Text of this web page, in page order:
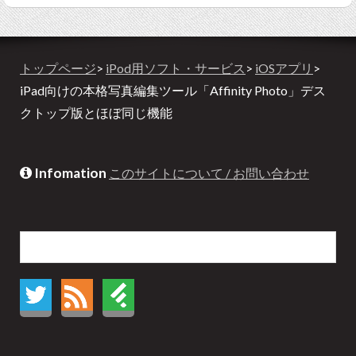
トップページ> iPod用ソフト・サービス > iOSアプリ >
iPad向けの本格写真編集ツール「Affinity Photo」デス
クトップ版とほぼ同じ機能
Infomation このサイトについて / お問い合わせ